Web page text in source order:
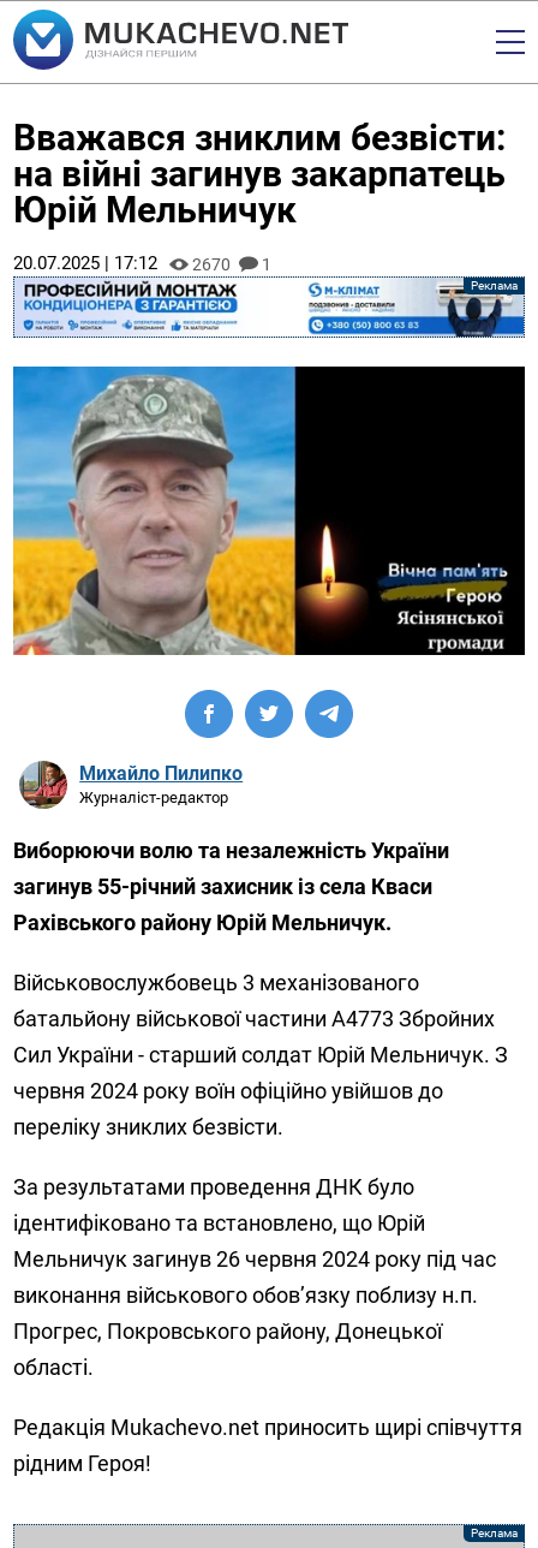
Вважався зниклим безвісти:
на війні загинув закарпатець
Юрій Мельничук
20.07.2025 | 17:12 2670 1
Михайло Пилипко
Журналіст-редактор
Виборюючи волю та незалежність України
загинув 55-річний захисник із села Кваси
Рахівського району Юрій Мельничук.
Військовослужбовець 3 механізованого
батальйону військової частини А4773 Збройних
Сил України - старший солдат Юрій Мельничук. З
червня 2024 року воїн офіційно увійшов до
переліку зниклих безвісти.
За результатами проведення ДНК було
ідентифіковано та встановлено, що Юрій
Мельничук загинув 26 червня 2024 року під час
виконання військового обов’язку поблизу н.п.
Прогрес, Покровського району, Донецької
області.
Редакція Mukachevo.net приносить щирі співчуття
рідним Героя!